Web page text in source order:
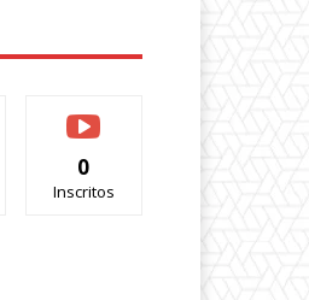
0
Inscritos